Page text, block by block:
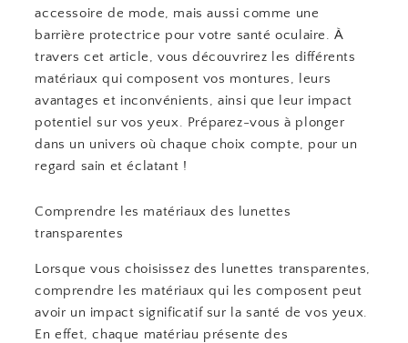
accessoire de mode, mais aussi comme une
barrière protectrice pour votre santé oculaire. À
travers cet article, vous découvrirez les différents
matériaux qui composent vos montures, leurs
avantages et inconvénients, ainsi que leur impact
potentiel sur vos yeux. Préparez-vous à plonger
dans un univers où chaque choix compte, pour un
regard sain et éclatant !
Comprendre les matériaux des lunettes
transparentes
Lorsque vous choisissez des lunettes transparentes,
comprendre les matériaux qui les composent peut
avoir un impact significatif sur la santé de vos yeux.
En effet, chaque matériau présente des